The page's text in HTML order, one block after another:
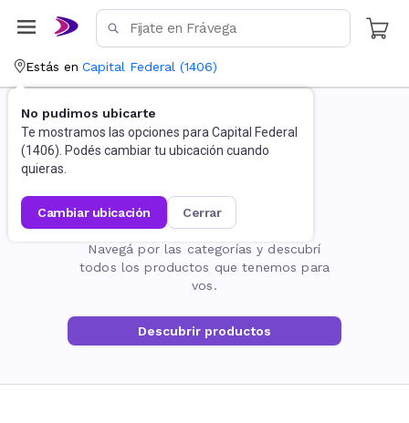
Estás en Capital Federal (1406)
No pudimos ubicarte
Te mostramos las opciones para Capital Federal
(1406). Podés cambiar tu ubicación cuando
quieras.
cambiar ubicación cerrar
La página no existe
Navegá por las categorías y descubrí
todos los productos que tenemos para
vos.
Descubrir productos